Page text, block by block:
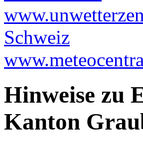
Schweiz
Hinweise zu
Kanton